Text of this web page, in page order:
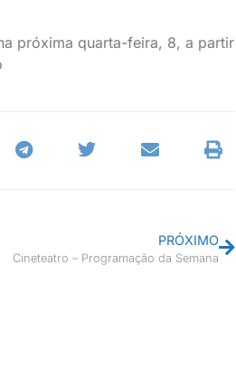
próxima quarta-feira, 8, a partir
PRÓXIMO
Cineteatro – Programação da Semana